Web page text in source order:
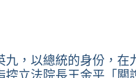
九，以總統的身份，在
控立法院長王金平「